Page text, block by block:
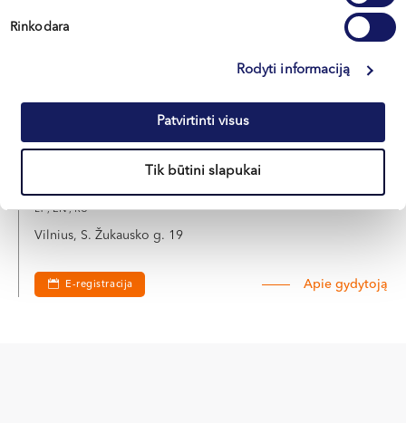
Rinkodara
Rodyti informaciją
Patvirtinti visus
Tik būtini slapukai
E-registracija Apie gydytoją
PUKINSKIENĖ
LT , EN , RU
Vilnius, S. Žukausko g. 19
E-registracija Apie gydytoją